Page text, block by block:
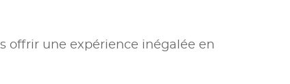
offrir une expérience inégalée en